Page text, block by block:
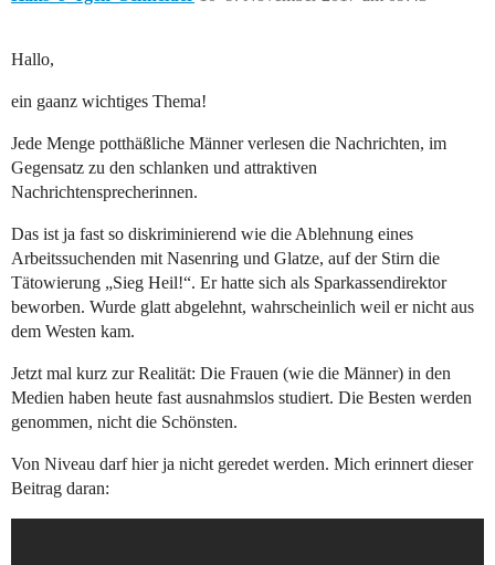
Hallo,
ein gaanz wichtiges Thema!
Jede Menge potthäßliche Männer verlesen die Nachrichten, im
Gegensatz zu den schlanken und attraktiven
Nachrichtensprecherinnen.
Das ist ja fast so diskriminierend wie die Ablehnung eines
Arbeitssuchenden mit Nasenring und Glatze, auf der Stirn die
Tätowierung „Sieg Heil!“. Er hatte sich als Sparkassendirektor
beworben. Wurde glatt abgelehnt, wahrscheinlich weil er nicht aus
dem Westen kam.
Jetzt mal kurz zur Realität: Die Frauen (wie die Männer) in den
Medien haben heute fast ausnahmslos studiert. Die Besten werden
genommen, nicht die Schönsten.
Von Niveau darf hier ja nicht geredet werden. Mich erinnert dieser
Beitrag daran: